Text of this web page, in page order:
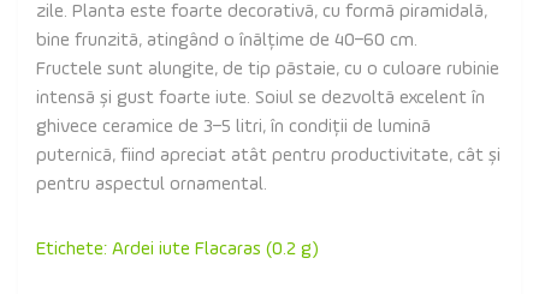
zile. Planta este foarte decorativă, cu formă piramidală,
bine frunzită, atingând o înălțime de 40–60 cm.
Fructele sunt alungite, de tip păstaie, cu o culoare rubinie
intensă și gust foarte iute. Soiul se dezvoltă excelent în
ghivece ceramice de 3–5 litri, în condiții de lumină
puternică, fiind apreciat atât pentru productivitate, cât și
pentru aspectul ornamental.
Etichete: Ardei iute Flacaras (0.2 g)